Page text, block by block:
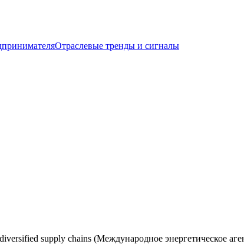
Отраслевые тренды и сигналы
supply chains (Международное энергетическое